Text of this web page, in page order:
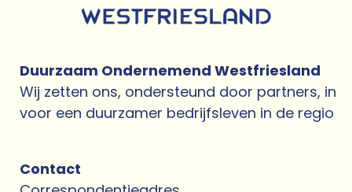
Duurzaam Ondernemend Westfriesland
Wij zetten ons, ondersteund door partners, in
voor een duurzamer bedrijfsleven in de regio
Contact